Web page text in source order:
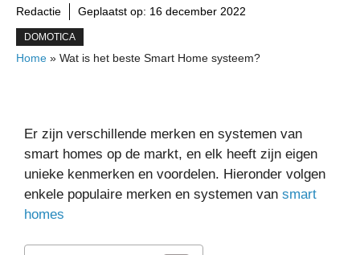
Redactie Geplaatst op: 16 december 2022
DOMOTICA
Home » Wat is het beste Smart Home systeem?
Er zijn verschillende merken en systemen van
smart homes op de markt, en elk heeft zijn eigen
unieke kenmerken en voordelen. Hieronder volgen
enkele populaire merken en systemen van smart
homes